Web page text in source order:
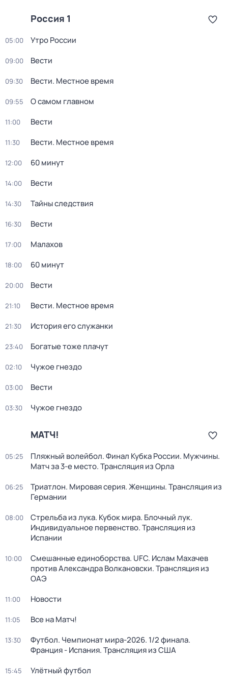
Россия 1
05:00 Утро России
09:00 Вести
09:30 Вести. Местное время
09:55 О самом главном
11:00 Вести
11:30 Вести. Местное время
12:00 60 минут
14:00 Вести
14:30 Тайны следствия
16:30 Вести
17:00 Малахов
18:00 60 минут
20:00 Вести
21:10 Вести. Местное время
21:30 История его служанки
23:40 Богатые тоже плачут
02:10 Чужое гнездо
03:00 Вести
03:30 Чужое гнездо
МАТЧ!
05:25
Пляжный волейбол. Финал Кубка России. Мужчины.
Матч за 3-е место. Трансляция из Орла
06:25
Триатлон. Мировая серия. Женщины. Трансляция из
Германии
08:00
Стрельба из лука. Кубок мира. Блочный лук.
Индивидуальное первенство. Трансляция из
Испании
10:00
Смешанные единоборства. UFC. Ислам Махачев
против Александра Волкановски. Трансляция из
ОАЭ
11:00 Новости
11:05 Все на Матч!
13:30
Футбол. Чемпионат мира-2026. 1/2 финала.
Франция - Испания. Трансляция из США
15:45 Улётный футбол